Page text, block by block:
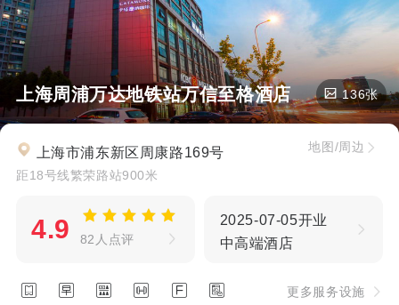
上海周浦万达地铁站万信至格酒店 136张
上海市浦东新区周康路169号
距18号线繁荣路站900米
地图/周边
4.9 82人点评
2025-07-05开业
中高端酒店
      更多服务设施